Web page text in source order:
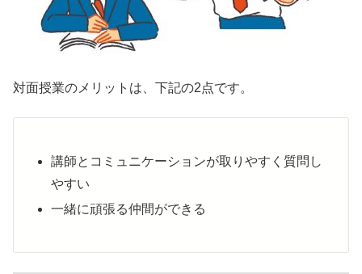
対面授業のメリットは、下記の2点です。
講師とコミュニケーションが取りやすく質問し
やすい
一緒に頑張る仲間ができる